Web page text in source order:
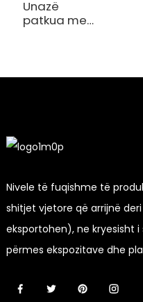
Unazë
patkua me
nga çelik inox
Nivele të fuqishme të
shitjet vjetore që arrijnë deri
eksportohen), ne kryesisht
përmes ekspozitave dhe